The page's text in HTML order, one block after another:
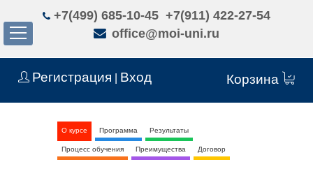
Регистрация Вход Корзина
+7(499) 685-10-45 +7(911) 422-27-54
office@moi-uni.ru
О курсе Программа Результаты
Процесс обучения Преимущества Договор